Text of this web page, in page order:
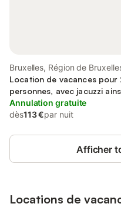
Bruxelles, Région de
Location de vacances pour
personnes, avec jacuzzi
et piscine
Annulation gratuite
dès113 €par nuit
Afficher
Locations de